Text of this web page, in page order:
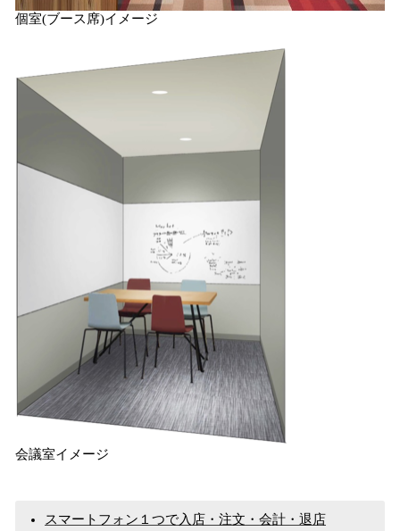
個室(ブース席)イメージ
会議室イメージ
スマートフォン１つで入店・注文・会計・退店